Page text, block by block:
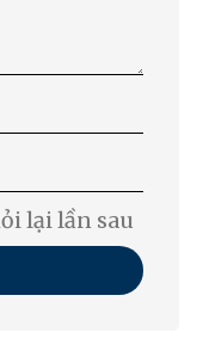
lại lần sau